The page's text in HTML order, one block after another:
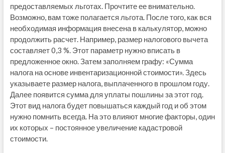
предоставляемых льготах. Прочтите ее внимательно.
Возможно, вам тоже полагается льгота. После того, как вся
необходимая информация внесена в калькулятор, можно
продолжить расчет. Например, размер налогового вычета
составляет 0,3 %. Этот параметр нужно вписать в
предложенное окно. Затем заполняем графу: «Сумма
налога на основе инвентаризационной стоимости». Здесь
указываете размер налога, выплаченного в прошлом году.
Далее появится сумма для уплаты пошлины за этот год.
Этот вид налога будет повышаться каждый год и об этом
нужно помнить всегда. На это влияют многие факторы, один
их которых – постоянное увеличение кадастровой
стоимости.